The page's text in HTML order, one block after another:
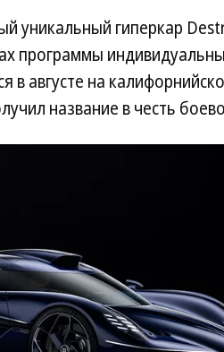
уникальный гиперкар
программы
августе на
название в честь